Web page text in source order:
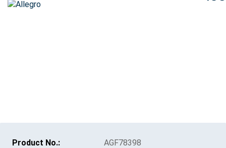
Product No.: AGF78398